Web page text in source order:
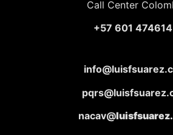
Call Center
+57 601
nacav@